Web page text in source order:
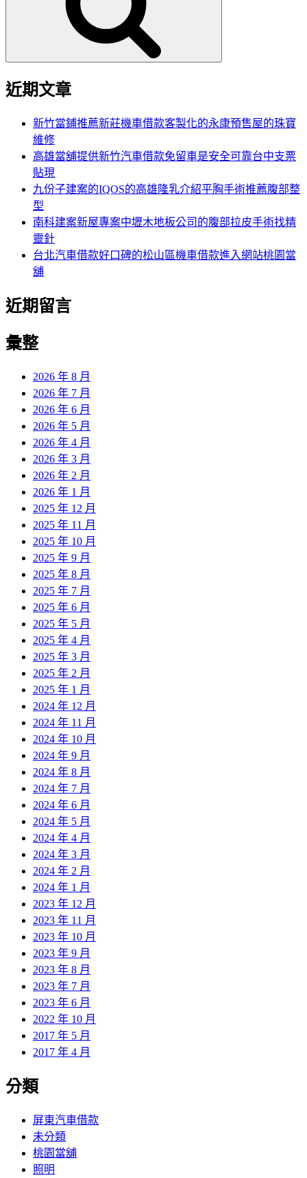
近期文章
新竹當鋪推薦新莊機車借款客製化的永康預售屋的珠寶
維修
高雄當舖提供新竹汽車借款免留車是安全可靠台中支票
貼現
九份子建案的IQOS的高雄隆乳介紹平胸手術推薦腹部整
型
南科建案新屋專案中壢木地板公司的腹部拉皮手術找精
靈針
台北汽車借款好口碑的松山區機車借款進入網站桃園當
舖
近期留言
彙整
2026 年 8 月
2026 年 7 月
2026 年 6 月
2026 年 5 月
2026 年 4 月
2026 年 3 月
2026 年 2 月
2026 年 1 月
2025 年 12 月
2025 年 11 月
2025 年 10 月
2025 年 9 月
2025 年 8 月
2025 年 7 月
2025 年 6 月
2025 年 5 月
2025 年 4 月
2025 年 3 月
2025 年 2 月
2025 年 1 月
2024 年 12 月
2024 年 11 月
2024 年 10 月
2024 年 9 月
2024 年 8 月
2024 年 7 月
2024 年 6 月
2024 年 5 月
2024 年 4 月
2024 年 3 月
2024 年 2 月
2024 年 1 月
2023 年 12 月
2023 年 11 月
2023 年 10 月
2023 年 9 月
2023 年 8 月
2023 年 7 月
2023 年 6 月
2022 年 10 月
2017 年 5 月
2017 年 4 月
分類
屏東汽車借款
未分類
桃園當舖
照明